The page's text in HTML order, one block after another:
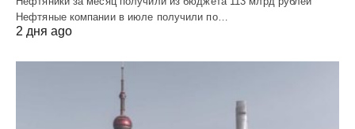
Нефтяные компании в июле получили по…
2 дня ago